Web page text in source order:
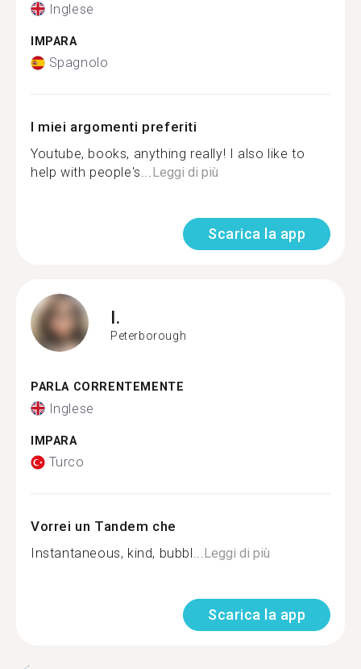
Inglese
IMPARA
Spagnolo
I miei argomenti preferiti
Youtube, books, anything really! I also like to
help with people's...Leggi di più
Scarica la app
I.
Peterborough
PARLA CORRENTEMENTE
Inglese
IMPARA
Turco
Vorrei un Tandem che
Instantaneous, kind, bubbl...Leggi di più
Scarica la app